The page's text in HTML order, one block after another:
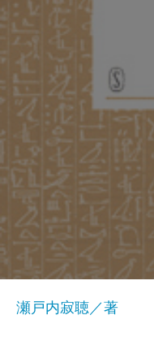
瀬戸内寂聴／著